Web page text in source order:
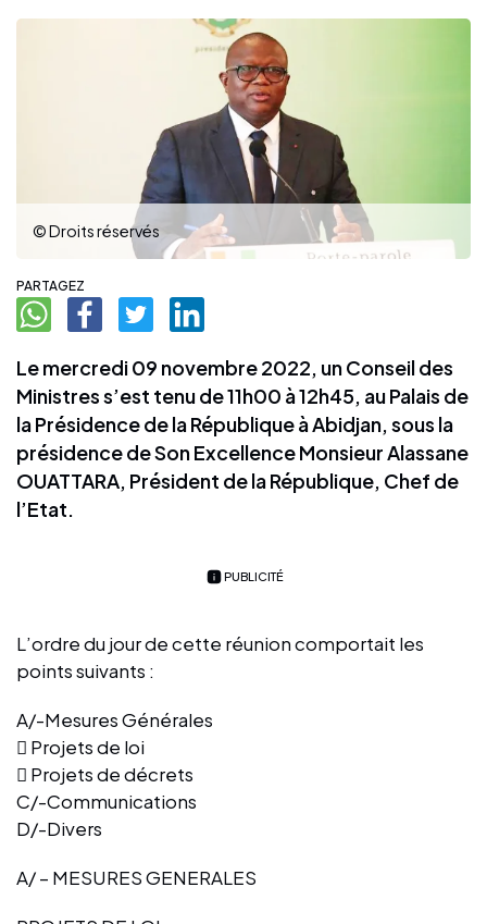
© Droits réservés
PARTAGEZ
Le mercredi 09 novembre 2022, un Conseil des
Ministres s’est tenu de 11h00 à 12h45, au Palais de
la Présidence de la République à Abidjan, sous la
présidence de Son Excellence Monsieur Alassane
OUATTARA, Président de la République, Chef de
l’Etat.
PUBLICITÉ
L’ordre du jour de cette réunion comportait les
points suivants :
A/-Mesures Générales
 Projets de loi
 Projets de décrets
C/-Communications
D/-Divers
A/ – MESURES GENERALES